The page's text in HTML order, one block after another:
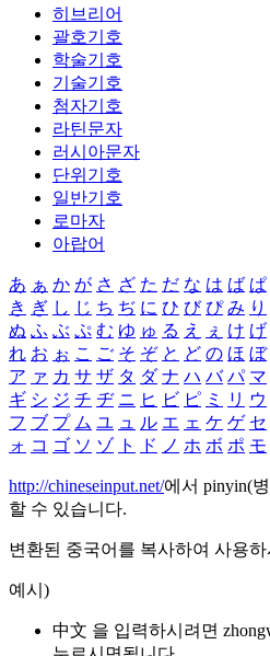
히브리어
괄호기호
학술기호
기술기호
첨자기호
라틴문자
러시아문자
단위기호
일반기호
로마자
아랍어
あ ぁ か が さ ざ た だ な は ば ぱ
き ぎ し じ ち ぢ に ひ び ぴ み り
ぬ ふ ぶ ぷ む ゆ ゅ る え ぇ け げ
れ お ぉ こ ご そ ぞ と ど の ほ ぼ
ア ァ カ サ ザ タ ダ ナ ハ バ パ マ
ギ シ ジ チ ヂ ニ ヒ ビ ピ ミ リ ウ
フ ブ プ ム ユ ュ ル エ ェ ケ ゲ セ
ォ コ ゴ ソ ゾ ト ド ノ ホ ボ ポ モ
http://chineseinput.net/에서 pinyin(
할 수 있습니다.
변환된 중국어를 복사하여 사용
예시)
中文 을 입력하시려면